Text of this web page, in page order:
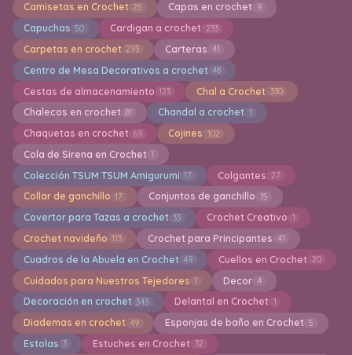
Camisetas en Crochet 25 Capas en crochet 9
Capuchas 50 Cardigan a crochet 233
Carpetas en crochet 293 Carteras 41
Centro de Mesa Decorativos a crochet 48
Cestas de almacenamiento 123 Chal a Crochet 330
Chalecos en crochet 81 Chandal a crochet 1
Chaquetas en crochet 69 Cojines 102
Cola de Sirena en Crochet 1
Colección TSUM TSUM Amigurumi 17 Colgantes 27
Collar de ganchillo 17 Conjuntos de ganchillo 15
Covertor para Tazas a crochet 33 Crochet Creativo 1
Crochet navideño 113 Crochet para Principantes 41
Cuadros de la Abuela en Crochet 49 Cuellos en Crochet 20
Cuidados para Nuestros Tejedores 1 Decor 4
Decoración en crochet 343 Delantal en Crochet 1
Diademas en crochet 49 Esponjas de baño en Crochet 5
Estolas 3 Estuches en Crochet 32